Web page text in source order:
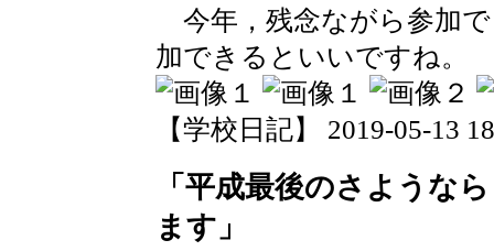
今年，残念ながら参加
加できるといいですね。
【学校日記】 2019-05-13
「平成最後のさような
ます」